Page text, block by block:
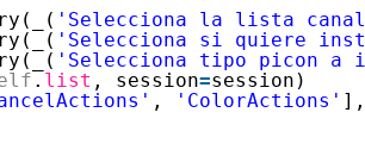
'Selecciona la lista
'Selecciona si quiere
'Selecciona tipo picon a
. list , session=session)
, 'ColorActions'